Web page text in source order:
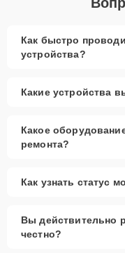
Как быстро
устройства?
Какие устройства
Какое
ремонта?
Как узнать статус
Вы действительно
честно?